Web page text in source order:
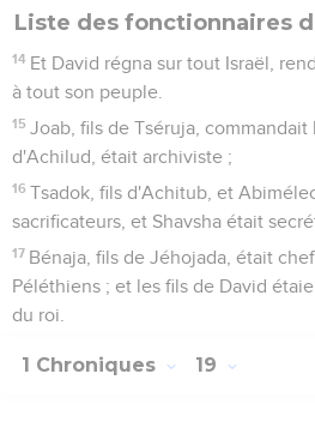
Liste des fonctionnaires
14 Et David régna sur tout Israël,
à tout son peuple.
15 Joab, fils de Tséruja, commandait
d'Achilud, était archiviste ;
16 Tsadok, fils d'Achitub, et
sacrificateurs, et Shavsha était
17 Bénaja, fils de Jéhojada, était
Péléthiens ; et les fils de David
du roi.
1 Chroniques 19